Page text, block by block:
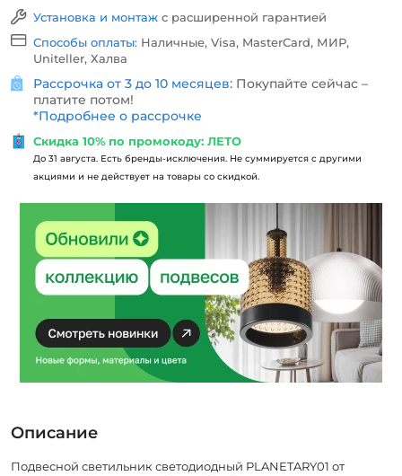
Установка и монтаж с расширенной гарантией
Способы оплаты: Наличные, Visa, MasterCard, МИР,
Uniteller, Халва
Рассрочка от 3 до 10 месяцев: Покупайте сейчас –
платите потом!
*Подробнее о рассрочке
Скидка 10% по промокоду: ЛЕТО
До 31 августа. Есть бренды-исключения. Не суммируется с другими
акциями и не действует на товары со скидкой.
Описание
Подвесной светильник светодиодный PLANETARY01 от